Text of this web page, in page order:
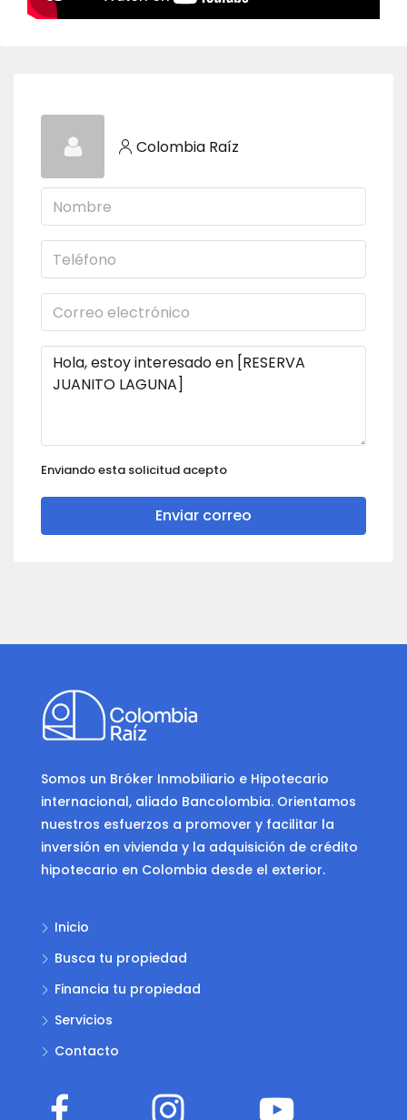
Colombia Raíz
Enviando esta solicitud acepto
Enviar correo
Somos un Bróker Inmobiliario e Hipotecario
internacional, aliado Bancolombia. Orientamos
nuestros esfuerzos a promover y facilitar la
inversión en vivienda y la adquisición de crédito
hipotecario en Colombia desde el exterior.
Inicio
Busca tu propiedad
Financia tu propiedad
Servicios
Contacto